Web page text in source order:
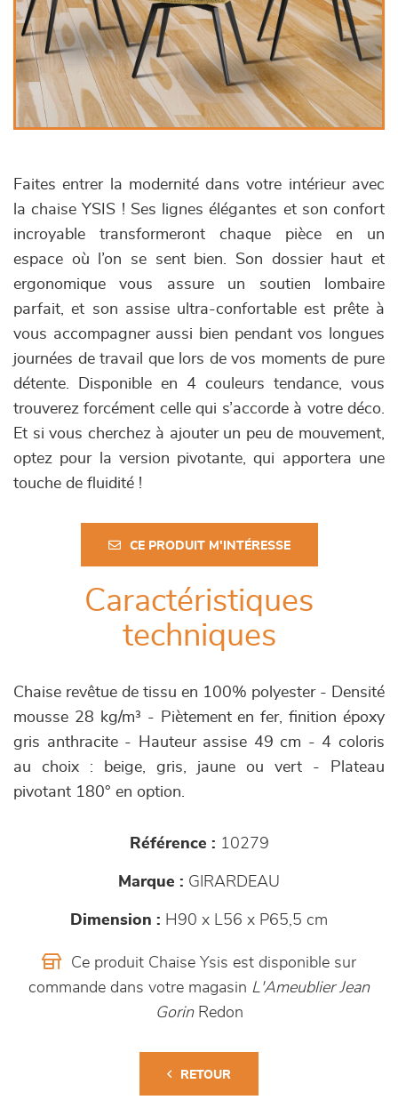
Faites entrer la modernité dans votre intérieur avec
la chaise YSIS ! Ses lignes élégantes et son confort
incroyable transformeront chaque pièce en un
espace où l’on se sent bien. Son dossier haut et
ergonomique vous assure un soutien lombaire
parfait, et son assise ultra-confortable est prête à
vous accompagner aussi bien pendant vos longues
journées de travail que lors de vos moments de pure
détente. Disponible en 4 couleurs tendance, vous
trouverez forcément celle qui s’accorde à votre déco.
Et si vous cherchez à ajouter un peu de mouvement,
optez pour la version pivotante, qui apportera une
touche de fluidité !
CE PRODUIT M'INTÉRESSE
Caractéristiques
techniques
Chaise revêtue de tissu en 100% polyester - Densité
mousse 28 kg/m³ - Piètement en fer, finition époxy
gris anthracite - Hauteur assise 49 cm - 4 coloris
au choix : beige, gris, jaune ou vert - Plateau
pivotant 180° en option.
Référence : 10279
Marque : GIRARDEAU
Dimension : H90 x L56 x P65,5 cm
Ce produit Chaise Ysis est disponible sur
commande dans votre magasin L'Ameublier Jean
GorinRedon
RETOUR